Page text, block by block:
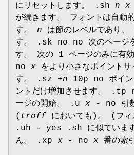
にリセットします。 .sh n x
が続きます。 フォントは自動
す。 n は節のレベルであり、
す。 .sk no no 次のページを
す。 次の 1 ページのみに有
no x をより小さなポイントサ
す。 .sz +n 10p no ポイン
ントだけ増加させます。 .tp
ージの開始。 .u x - no 引数
( troff においても)。 (フィ
.uh - yes .sh に似ています
ん。 .xp x - no x 番の索